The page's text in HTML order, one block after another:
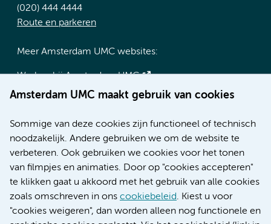
Amsterdam UMC maakt gebruik van cookies
Sommige van deze cookies zijn functioneel of technisch
noodzakelijk. Andere gebruiken we om de website te
verbeteren. Ook gebruiken we cookies voor het tonen
van filmpjes en animaties. Door op "cookies accepteren"
te klikken gaat u akkoord met het gebruik van alle cookies
zoals omschreven in ons cookiebeleid. Kiest u voor
"cookies weigeren", dan worden alleen nog functionele en
(020) 444 4444
Route en parkeren
Meer Amsterdam UMC websites:
Werken bij Amsterdam UMC
Over Amsterdam UMC
Research
Educatie locatie AMC
Educatie locatie VUmc
Verwijzen & diagnostiek